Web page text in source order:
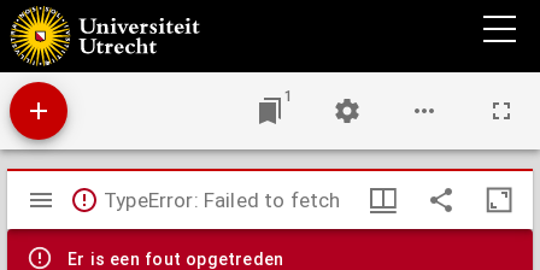
Extract, van twee brieven, geschreven van Rotterdam op Amsterdam, over den loop en
circkulen der twee komeet-sterren, daer by aengeweesen word hoe men hare wegen in
den hemel gemackelijck kan op de globus uyt vinden, &c
1
Mirador
viewer
TypeError: Failed to fetch
Er is een fout opgetreden